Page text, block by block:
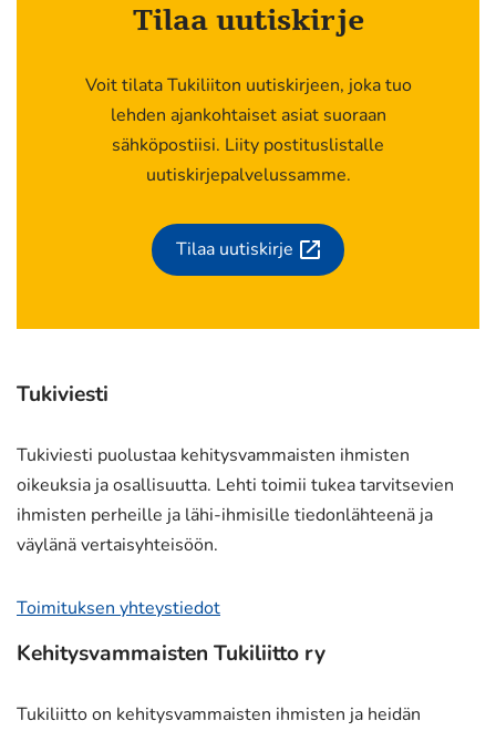
Tilaa uutiskirje
Voit tilata Tukiliiton uutiskirjeen, joka tuo
lehden ajankohtaiset asiat suoraan
sähköpostiisi. Liity postituslistalle
uutiskirjepalvelussamme.
Tilaa uutiskirje
(siirryt
Tukiviesti
Tukiviesti puolustaa kehitysvammaisten ihmisten
oikeuksia ja osallisuutta. Lehti toimii tukea tarvitsevien
ihmisten perheille ja lähi-ihmisille tiedonlähteenä ja
väylänä vertaisyhteisöön.
Toimituksen yhteystiedot
Kehitysvammaisten Tukiliitto ry
Tukiliitto on kehitysvammaisten ihmisten ja heidän